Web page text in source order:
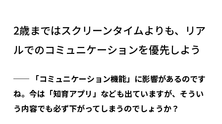
2歳まではスクリーンタイムよりも、リア
ルでのコミュニケーションを優先しよう
── 「コミュニケーション機能」に影響があるのです
ね。今は「知育アプリ」なども出ていますが、そうい
う内容でも必ず下がってしまうのでしょうか？